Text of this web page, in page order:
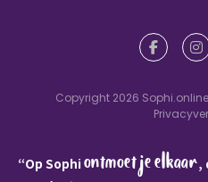
Copyright 2026 Sophi.online
“Op Sophiontmoet je elkaar,